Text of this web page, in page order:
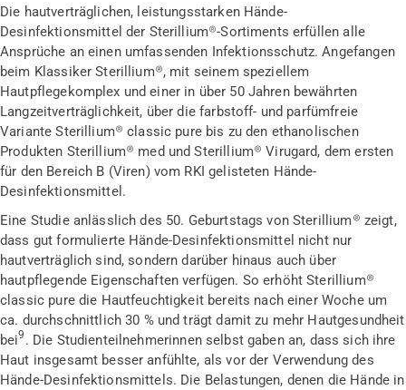
Die hautverträglichen, leistungsstarken Hände-
Desinfektionsmittel der Sterillium®-Sortiments erfüllen alle
Ansprüche an einen umfassenden Infektionsschutz. Angefangen
beim Klassiker Sterillium®, mit seinem speziellem
Hautpflegekomplex und einer in über 50 Jahren bewährten
Langzeitverträglichkeit, über die farbstoff- und parfümfreie
Variante Sterillium® classic pure bis zu den ethanolischen
Produkten Sterillium® med und Sterillium® Virugard, dem ersten
für den Bereich B (Viren) vom RKI gelisteten Hände-
Desinfektionsmittel.
Eine Studie anlässlich des 50. Geburtstags von Sterillium® zeigt,
dass gut formulierte Hände-Desinfektionsmittel nicht nur
hautverträglich sind, sondern darüber hinaus auch über
hautpflegende Eigenschaften verfügen. So erhöht Sterillium®
classic pure die Hautfeuchtigkeit bereits nach einer Woche um
ca. durchschnittlich 30 % und trägt damit zu mehr Hautgesundheit
bei9 . Die Studienteilnehmerinnen selbst gaben an, dass sich ihre
Haut insgesamt besser anfühlte, als vor der Verwendung des
Hände-Desinfektionsmittels. Die Belastungen, denen die Hände in